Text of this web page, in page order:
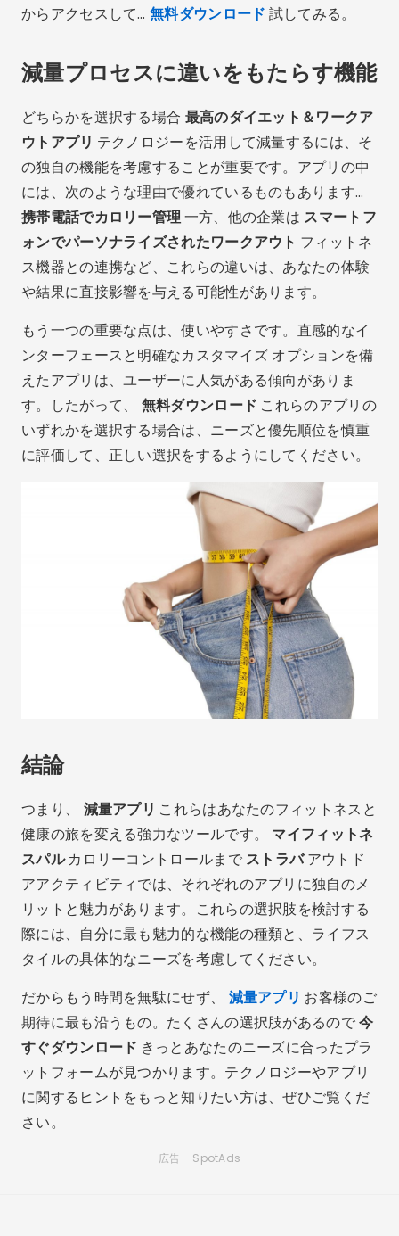
からアクセスして…無料ダウンロード 試してみる。
減量プロセスに違いをもたらす機能
どちらかを選択する場合 最高のダイエット＆ワークア
ウトアプリ テクノロジーを活用して減量するには、そ
の独自の機能を考慮することが重要です。アプリの中
には、次のような理由で優れているものもあります…
携帯電話でカロリー管理一方、他の企業は スマートフ
ォンでパーソナライズされたワークアウト フィットネ
ス機器との連携など、これらの違いは、あなたの体験
や結果に直接影響を与える可能性があります。
もう一つの重要な点は、使いやすさです。直感的なイ
ンターフェースと明確なカスタマイズ オプションを備
えたアプリは、ユーザーに人気がある傾向がありま
す。したがって、 無料ダウンロード これらのアプリの
いずれかを選択する場合は、ニーズと優先順位を慎重
に評価して、正しい選択をするようにしてください。
結論
つまり、 減量アプリ これらはあなたのフィットネスと
健康の旅を変える強力なツールです。 マイフィットネ
スパルカロリーコントロールまで ストラバアウトド
アアクティビティでは、それぞれのアプリに独自のメ
リットと魅力があります。これらの選択肢を検討する
際には、自分に最も魅力的な機能の種類と、ライフス
タイルの具体的なニーズを考慮してください。
だからもう時間を無駄にせず、 減量アプリ お客様のご
期待に最も沿うもの。たくさんの選択肢があるので今
すぐダウンロード きっとあなたのニーズに合ったプラ
ットフォームが見つかります。テクノロジーやアプリ
に関するヒントをもっと知りたい方は、ぜひご覧くだ
さい。
広告 - SpotAds